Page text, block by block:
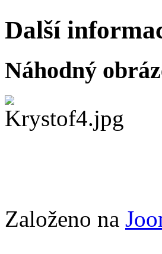
Další
Náhodný
Založeno na